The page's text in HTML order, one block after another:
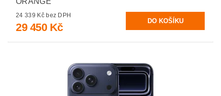
24 339 Kč bez DPH
29 450 Kč